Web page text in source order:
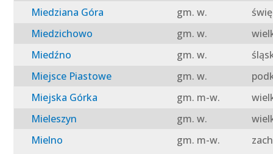
Miedziana Góra
gm. w.
Miedzichowo
gm. w.
Miedźno
gm. w.
Miejsce Piastowe
gm. w.
Miejska Górka
gm. m-w.
Mieleszyn
gm. w.
Mielno
gm. m-w.